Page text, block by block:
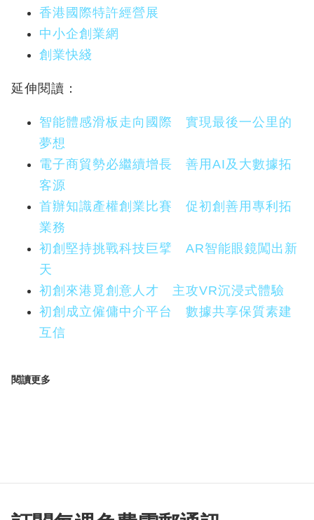
香港國際特許經營展
中小企創業網
創業快綫
延伸閱讀：
智能體感滑板走向國際 實現最後一公里的
夢想
電子商貿勢必繼續增長 善用AI及大數據拓
客源
首辦知識產權創業比賽 促初創善用專利拓
業務
初創堅持挑戰科技巨擘 AR智能眼鏡闖出新
天
初創來港覓創意人才 主攻VR沉浸式體驗
初創成立僱傭中介平台 數據共享保質素建
互信
閱讀更多